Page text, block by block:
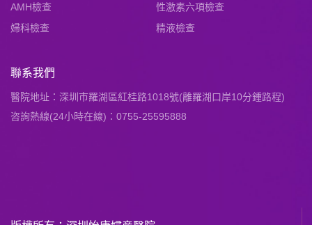
AMH檢查
性激素六項檢查
婦科檢查
精液檢查
聯系我們
醫院地址：深圳市羅湖區紅桂路1018號(離羅湖口岸10分鍾路程)
咨詢熱線(24小時在線)：0755-25595888